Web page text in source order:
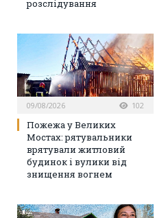
розслідування
09/08/2026 102
Пожежа у Великих
Мостах: рятувальники
врятували житловий
будинок і вулики від
знищення вогнем